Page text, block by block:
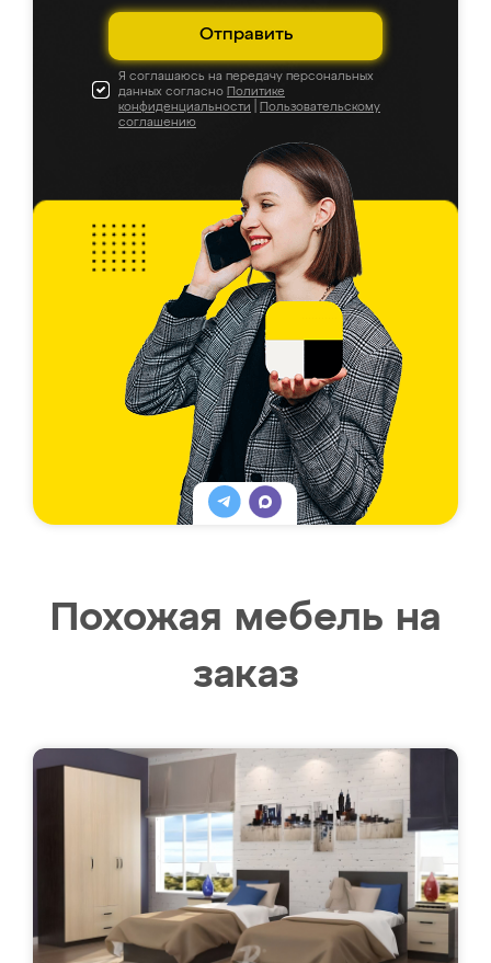
Отправить
Я соглашаюсь на передачу персональных
данных согласно Политике
конфиденциальности
Пользовательскому
соглашению
Похожая мебель на
заказ